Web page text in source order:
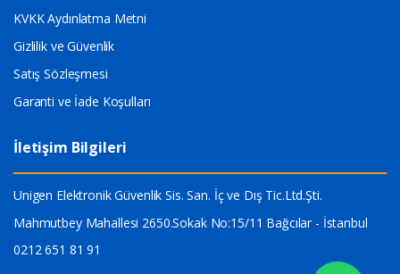
KVKK Aydınlatma Metni
Gizlilik ve Güvenlik
Satış Sözleşmesi
Garanti ve İade Koşulları
İletişim Bilgileri
Unigen Elektronik Güvenlik Sis. San. İç ve Dış Tic.Ltd.Şti.
Mahmutbey Mahallesi 2650.Sokak No:15/11 Bağcılar - İstanbul
0212 651 81 91